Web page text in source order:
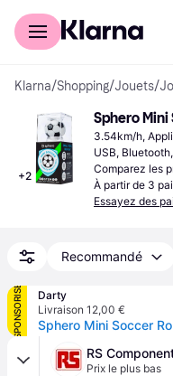
Acheter avec Klarna
Klarna/Shopping/Jouets/
+2
Sphero Mini
3.54km/h,
USB,
Comparez les
À partir de 3
Essayez des
Recommandé
SPONSORISÉ
Darty
Livraison 12,00 €
RS
Prix le plus bas